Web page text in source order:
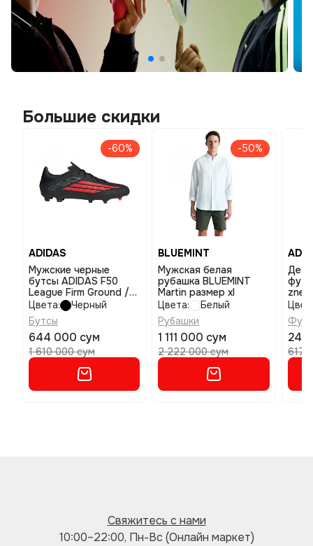
Большие скидки
-60%
ADIDAS
Мужские черные
бутсы ADIDAS F50
League Firm Ground /
Multi Ground размер 10
Цвета:
Черный
Бутсы
644 000 сум
1 610 000 сум
-50%
BLUEMINT
Мужская белая
рубашка BLUEMINT
Martin размер xl
Цвета:
Белый
Рубашки
1 111 000 сум
2 222 000 сум
zne
247
617
Свяжитесь с нами
10:00–22:00, Пн-Вс (Онлайн маркет)